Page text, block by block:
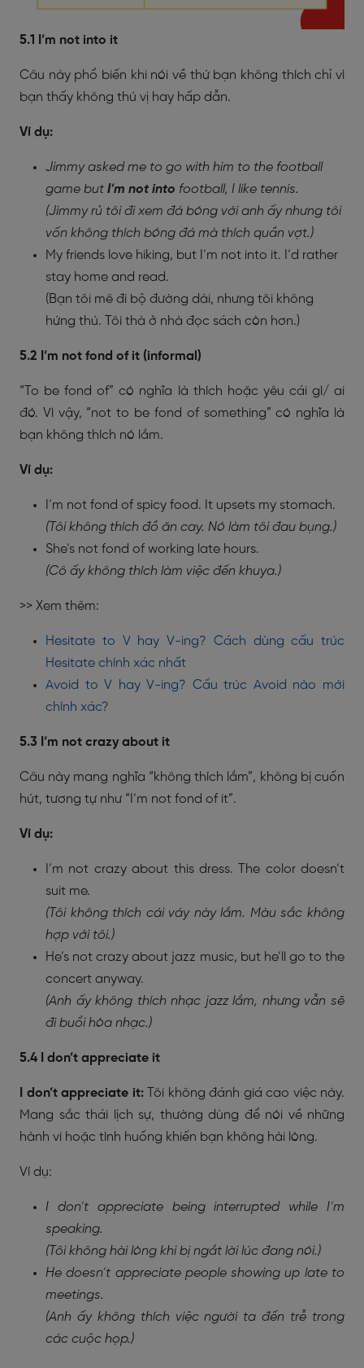
5.1 I’m not into it
Câu này phổ biến khi nói về thứ bạn không thích chỉ vì
bạn thấy không thú vị hay hấp dẫn.
Ví dụ:
Jimmy asked me to go with him to the football
game but I’m not into football, I like tennis.
(Jimmy rủ tôi đi xem đá bóng với anh ấy nhưng tôi
vốn không thích bóng đá mà thích quần vợt.)
My friends love hiking, but I’m not into it. I’d rather
stay home and read.
(Bạn tôi mê đi bộ đường dài, nhưng tôi không
hứng thú. Tôi thà ở nhà đọc sách còn hơn.)
5.2 I’m not fond of it (informal)
“To be fond of” có nghĩa là thích hoặc yêu cái gì/ ai
đó. Vì vậy, “not to be fond of something” có nghĩa là
bạn không thích nó lắm.
Ví dụ:
I’m not fond of spicy food. It upsets my stomach.
(Tôi không thích đồ ăn cay. Nó làm tôi đau bụng.)
She’s not fond of working late hours.
(Cô ấy không thích làm việc đến khuya.)
>> Xem thêm:
Hesitate to V hay V-ing? Cách dùng cấu trúc
Hesitate chính xác nhất
Avoid to V hay V-ing? Cấu trúc Avoid nào mới
chính xác?
5.3 I’m not crazy about it
Câu này mang nghĩa “không thích lắm”, không bị cuốn
hút, tương tự như “I’m not fond of it”.
Ví dụ:
I’m not crazy about this dress. The color doesn’t
suit me.
(Tôi không thích cái váy này lắm. Màu sắc không
hợp với tôi.)
He’s not crazy about jazz music, but he’ll go to the
concert anyway.
(Anh ấy không thích nhạc jazz lắm, nhưng vẫn sẽ
đi buổi hòa nhạc.)
5.4 I don’t appreciate it
I don’t appreciate it:
Tôi không đánh giá cao việc này.
Mang sắc thái lịch sự, thường dùng để nói về những
hành vi hoặc tình huống khiến bạn không hài lòng.
Ví dụ:
I don’t appreciate being interrupted while I’m
speaking.
(Tôi không hài lòng khi bị ngắt lời lúc đang nói.)
He doesn’t appreciate people showing up late to
meetings.
(Anh ấy không thích việc người ta đến trễ trong
các cuộc họp.)